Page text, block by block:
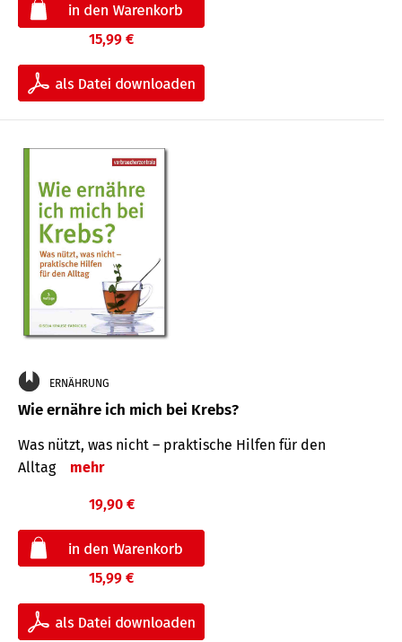
15,99 €
ERNÄHRUNG
Wie ernähre ich mich bei Krebs?
Was nützt, was nicht – praktische Hilfen für den
Alltag
mehr
19,90 €
15,99 €